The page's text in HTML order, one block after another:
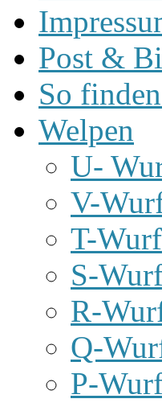
Post &
So
Welpen
U-
V-
T-Wurf
S-
R-
Q-
P-